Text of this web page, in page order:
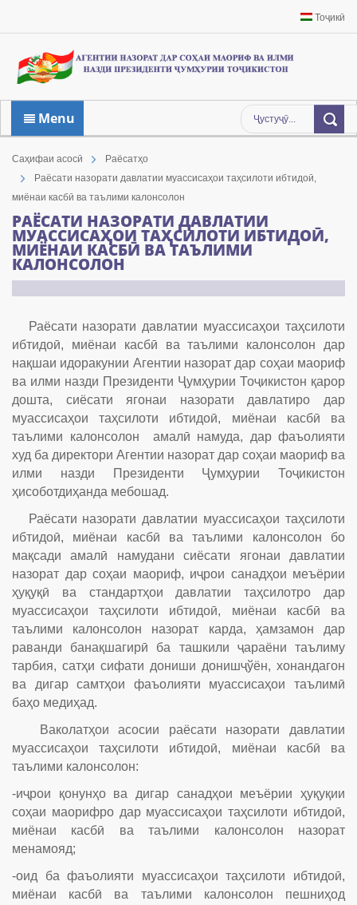
Тоҷикӣ
Menu
Саҳифаи асосӣ
Раёсатҳо
Раёсати назорати давлатии муассисаҳои таҳсилоти ибтидоӣ,
миёнаи касбӣ ва таълими калонсолон
РАЁСАТИ НАЗОРАТИ ДАВЛАТИИ
МУАССИСАҲОИ ТАҲСИЛОТИ ИБТИДОӢ,
МИЁНАИ КАСБӢ ВА ТАЪЛИМИ
КАЛОНСОЛОН
Раёсати назорати давлатии муассисаҳои таҳсилоти
ибтидоӣ, миёнаи касбӣ ва таълими калонсолон дар
нақшаи идоракунии Агентии назорат дар соҳаи маориф
ва илми назди Президенти Ҷумҳурии Тоҷикистон қарор
дошта, сиёсати ягонаи назорати давлатиро дар
муассисаҳои таҳсилоти ибтидоӣ, миёнаи касбӣ ва
таълими калонсолон амалӣ намуда, дар фаъолияти
худ ба директори Агентии назорат дар соҳаи маориф ва
илми назди Президенти Ҷумҳурии Тоҷикистон
ҳисоботдиҳанда мебошад.
Раёсати назорати давлатии муассисаҳои таҳсилоти
ибтидоӣ, миёнаи касбӣ ва таълими калонсолон бо
мақсади амалӣ намудани сиёсати ягонаи давлатии
назорат дар соҳаи маориф, иҷрои санадҳои меъёрии
ҳуқуқӣ ва стандартҳои давлатии таҳсилотро дар
муассисаҳои таҳсилоти ибтидоӣ, миёнаи касбӣ ва
таълими калонсолон назорат карда, ҳамзамон дар
раванди банақшагирӣ ба ташкили ҷараёни таълиму
тарбия, сатҳи сифати дониши донишҷўён, хонандагон
ва дигар самтҳои фаъолияти муассисаҳои таълимӣ
баҳо медиҳад.
Ваколатҳои асосии раёсати назорати давлатии
муассисаҳои таҳсилоти ибтидоӣ, миёнаи касбӣ ва
таълими калонсолон:
-иҷрои қонунҳо ва дигар санадҳои меъёрии ҳуқуқии
соҳаи маорифро дар муассисаҳои таҳсилоти ибтидоӣ,
миёнаи касбӣ ва таълими калонсолон назорат
менамояд;
-оид ба фаъолияти муассисаҳои таҳсилоти ибтидоӣ,
миёнаи касбӣ ва таълими калонсолон пешниҳод